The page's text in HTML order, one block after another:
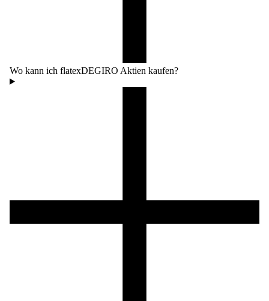
Wo kann ich flatexDEGIRO Aktien kaufen?